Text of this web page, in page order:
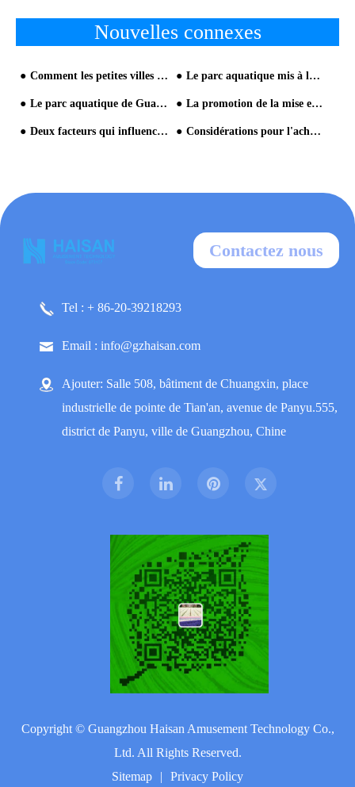
Nouvelles connexes
Comment les petites villes qui n'ont pas de projets de parcs aquatiques peuvent-elles profiter r Le parc aquatique mis à la voile l'année prochaine pour devenir un nouveau point lumineux à Xian
Le parc aquatique de Guangzhou Changlong crée un modèle de barbotage d'Halloween La promotion de la mise en marché de la tétralogie de Warter Parks en période de pointe
Deux facteurs qui influencent l'exploitation du parc aquatique Considérations pour l'achat d'équipement de grand parc aquatique
Contactez nous
Tel : + 86-20-39218293
Email : info@gzhaisan.com
Ajouter: Salle 508, bâtiment de Chuangxin, place
industrielle de pointe de Tian'an, avenue de Panyu.555,
district de Panyu, ville de Guangzhou, Chine
Copyright © Guangzhou Haisan Amusement Technology Co.,
Ltd. All Rights Reserved.
Sitemap
| Privacy Policy